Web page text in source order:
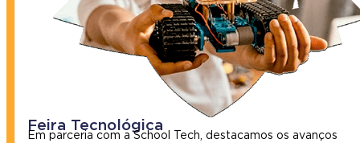
Feira Tecnológica
Em parceria com a School Tech, destacamos os avanços